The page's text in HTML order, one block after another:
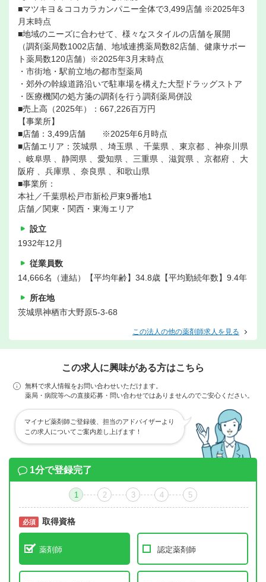
■マツキヨ＆ココカラカンパニー全体で3,499店舗 ※2025年3
月末時点
■地域のニーズに合わせて、様々なスタイルの店舗を展開
（調剤薬局数1002店舗、地域連携薬局数82店舗、健康サポー
ト薬局数120店舗）※2025年3月末時点
・市街地・駅前立地の都市型薬局
・郊外の幹線道路沿いで駐車場を構えた大型ドラッグストア
・医療機関の処方箋の調剤を行う調剤薬局併設
■売上高（2025年）：667,226百万円
【事業所】
■店舗：3,499店舗 ※2025年6月時点
■店舗エリア：茨城県 、埼玉県 、千葉県 、東京都 、神奈川県
、岐阜県 、静岡県 、愛知県 、三重県 、滋賀県 、京都府 、大
阪府 、兵庫県 、奈良県 、和歌山県
■事業所：
本社／千葉県松戸市新松戸東9番地1
店舗／関東・関西・東海エリア
設立
1932年12月
従業員数
14,666名（連結）【平均年齢】34.8歳【平均勤続年数】9.4年
所在地
茨城県神栖市大野原5-3-68
この法人の他の薬剤師求人を見る
この求人に興味がある方はこちら
無料で求人情報をお問い合わせいただけます。
薬局・病院等への直接応募・問い合わせではありませんのでご安心ください。
マイナビ薬剤師ご登録後、担当のアドバイザーより
この求人についてご案内差し上げます！
1分で登録完了
1 2 3 4 5
必須 取得資格
薬剤師 認定薬剤師